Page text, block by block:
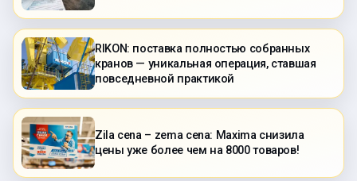
RIKON: поставка полностью собранных
кранов — уникальная операция, ставшая
повседневной практикой
Zila cena – zema cena: Maxima снизила
цены уже более чем на 8000 товаров!